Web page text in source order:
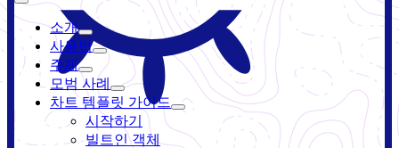
소개
사용법
주제
모범 사례
차트 템플릿 가이드
시작하기
빌트인 객체